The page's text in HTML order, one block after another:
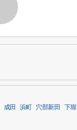
成田 浜町 穴部新田 下堀